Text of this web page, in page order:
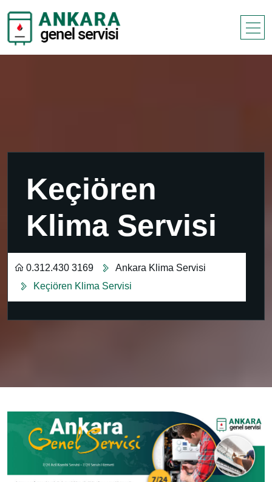
Keçiören
Klima Servisi
0.312.430 3169
Ankara Klima Servisi
Keçiören Klima Servisi